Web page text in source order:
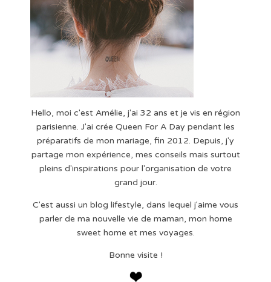
Hello, moi c'est Amélie, j'ai 32 ans et je vis en région
parisienne. J'ai crée Queen For A Day pendant les
préparatifs de mon mariage, fin 2012. Depuis, j'y
partage mon expérience, mes conseils mais surtout
pleins d'inspirations pour l'organisation de votre
grand jour.
C'est aussi un blog lifestyle, dans lequel j'aime vous
parler de ma nouvelle vie de maman, mon home
sweet home et mes voyages.
Bonne visite !